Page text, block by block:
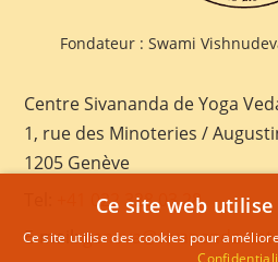
Fondateur : Swami
Centre Sivananda de Yoga
1, rue des Minoteries /
1205 Genève
+41 022 328 03 28
E-mail:geneva@sivananda.net
Ce site web
Ce site utilise des cookies pour